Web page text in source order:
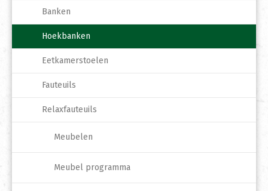
Banken
Hoekbanken
Eetkamerstoelen
Fauteuils
Relaxfauteuils
Meubelen
Meubel programma